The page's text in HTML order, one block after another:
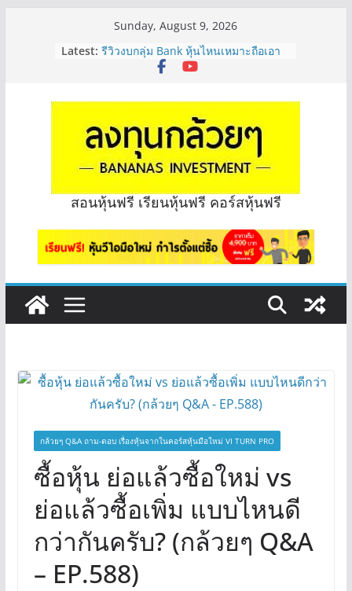
Sunday, August 9, 2026
Latest: รีวิวงบกลุ่ม Bank หุ้นไหนเหมาะถือเอา
“ปันผล” | EP.175
ครับ? | Q&A กล้วยๆ EP.1167
Hot Topic! อัปเดทงบ สื่อสาร, ค้าปลีก
ตัวไหนเหมาะถือเอาปันผล? | Hot Topic
EP.41
หุ้นซอสภูเขาทอง Sauce เหมาะถือเป็น
หุ้นปันผลไหม? | Q&A กล้วยๆ EP.1166
OSP vs CBG vs ICHI ควร DCA ตัวไหน
ดี? | Q&A กล้วยๆ EP.1165
สอนหุ้นฟรี เรียนหุ้นฟรี คอร์สหุ้นฟรี
กล้วยๆ Q&A ถาม-ตอบ เรื่องหุ้นจากในคอร์สหุ้นมือใหม่ VI TURN PRO
ซื้อหุ้น ย่อแล้วซื้อใหม่ vs
ย่อแล้วซื้อเพิ่ม แบบไหนดี
กว่ากันครับ? (กล้วยๆ Q&A
– EP.588)